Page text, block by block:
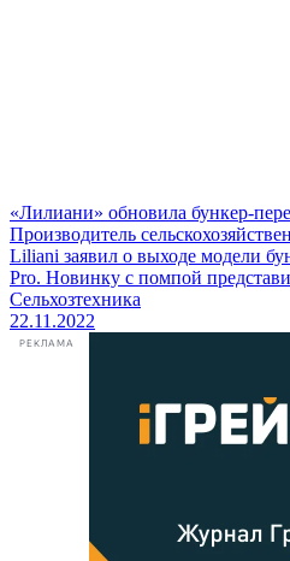
«Лилиани» обновила бункер-
Производитель
Liliani заявил о выходе модели
Pro. Новинку с помпой
Сельхозтехника
22.11.2022
РЕКЛАМА